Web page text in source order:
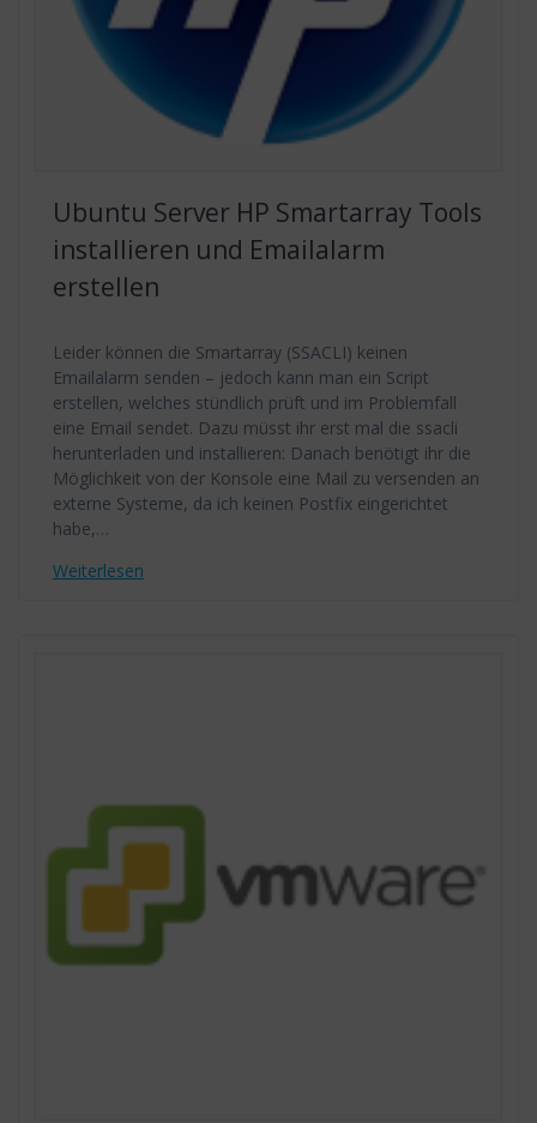
Ubuntu Server HP Smartarray Tools
installieren und Emailalarm
erstellen
Leider können die Smartarray (SSACLI) keinen
Emailalarm senden – jedoch kann man ein Script
erstellen, welches stündlich prüft und im Problemfall
eine Email sendet. Dazu müsst ihr erst mal die ssacli
herunterladen und installieren: Danach benötigt ihr die
Möglichkeit von der Konsole eine Mail zu versenden an
externe Systeme, da ich keinen Postfix eingerichtet
habe,…
Weiterlesen